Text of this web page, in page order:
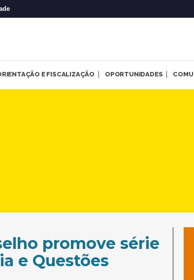
E FISCALIZAÇÃO OPORTUNIDADES
série de lives
promove série
e Questões